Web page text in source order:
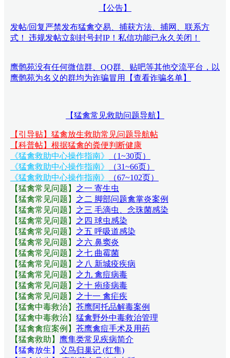
【公告】
发帖/回复严禁发布猛禽交易、捕获方法、捕网、联系方
式！ 违规发帖立刻封号封IP！私信功能已永久关闭！
鹰鹘苑没有任何微信群、QQ群、贴吧等其他交流平台，以
鹰鹘苑为名义的群均为诈骗冒用【查看诈骗名单】
【猛禽常见救助问题导航】
【引导贴】猛禽放生救助常见问题导航帖
【科普帖】根据猛禽的粪便判断健康
《猛禽救助中心操作指南》
（1~30页）
《猛禽救助中心操作指南》
（31~66页）
《猛禽救助中心操作指南》
（67~102页）
【猛禽常见问题 】 之一 寄生虫
【猛禽常见问题 】 之二 脚部问题禽掌炎案例
【猛禽常见问题 】 之三 毛滴虫、念珠菌感染
【猛禽常见问题 】 之四 球虫感染
【猛禽常见问题 】 之五 呼吸道感染
【猛禽常见问题 】 之六 鼻窦炎
【猛禽常见问题 】 之七 曲霉菌
【猛禽常见问题 】 之八 新城疫疾病
【猛禽常见问题 】 之九 禽痘病毒
【猛禽常见问题 】 之十 疱疹病毒
【猛禽常见问题 】 之十一 禽疟疾
【猛禽中毒救治】 苍鹰阿托品解毒案例
【猛禽中毒救治】 猛禽野外中毒救治管理
【猛禽禽痘案例】 苍鹰禽痘手术及用药
【猛禽救助】 鹰隼类常见疾病简介
【猛禽放生】
义鸟归巢记 (红隼)